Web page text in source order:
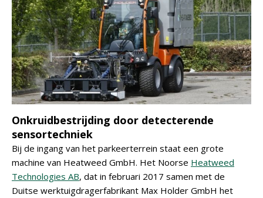
Onkruidbestrijding door detecterende
sensortechniek
Bij de ingang van het parkeerterrein staat een grote
machine van Heatweed GmbH. Het Noorse Heatweed
Technologies AB, dat in februari 2017 samen met de
Duitse werktuigdragerfabrikant Max Holder GmbH het